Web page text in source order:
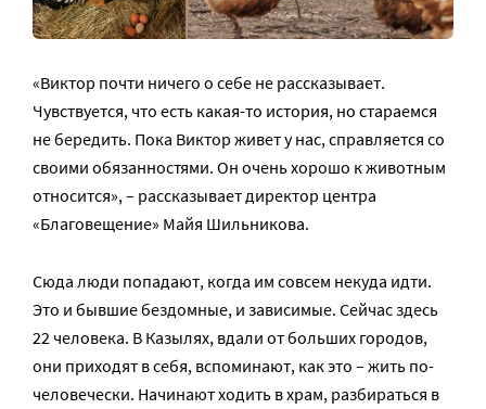
«Виктор почти ничего о себе не рассказывает.
Чувствуется, что есть какая-то история, но стараемся
не бередить. Пока Виктор живет у нас, справляется со
своими обязанностями. Он очень хорошо к животным
относится», – рассказывает директор центра
«Благовещение» Майя Шильникова.
Сюда люди попадают, когда им совсем некуда идти.
Это и бывшие бездомные, и зависимые. Сейчас здесь
22 человека. В Казылях, вдали от больших городов,
они приходят в себя, вспоминают, как это – жить по-
человечески. Начинают ходить в храм, разбираться в